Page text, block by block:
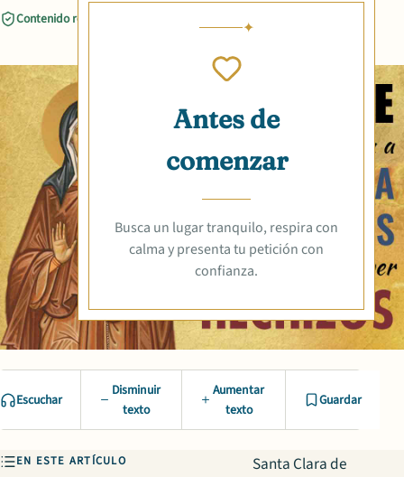
Contenido revisado
Antes de
comenzar
Busca un lugar tranquilo, respira con
calma y presenta tu petición con
confianza.
Escuchar
Disminuir
texto
Aumentar
texto
Guardar
EN ESTE ARTÍCULO
Santa Clara de